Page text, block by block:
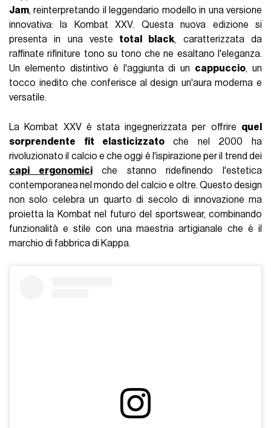
Jam, reinterpretando il leggendario modello in una versione
innovativa: la Kombat XXV. Questa nuova edizione si
presenta in una veste total black, caratterizzata da
raffinate rifiniture tono su tono che ne esaltano l'eleganza.
Un elemento distintivo è l'aggiunta di un cappuccio, un
tocco inedito che conferisce al design un'aura moderna e
versatile.
La Kombat XXV è stata ingegnerizzata per offrire quel
sorprendente fit elasticizzato che nel 2000 ha
rivoluzionato il calcio e che oggi è l'ispirazione per il trend dei
capi ergonomiciche stanno ridefinendo l'estetica
contemporanea nel mondo del calcio e oltre. Questo design
non solo celebra un quarto di secolo di innovazione ma
proietta la Kombat nel futuro del sportswear, combinando
funzionalità e stile con una maestria artigianale che è il
marchio di fabbrica di Kappa.